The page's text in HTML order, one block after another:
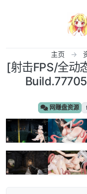
主页
[射击FPS/全动
网赚盘资源